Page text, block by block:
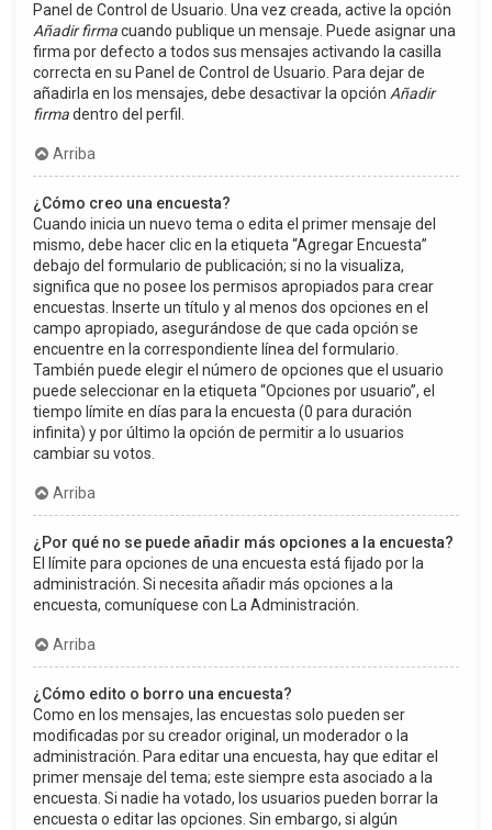
Panel de Control de Usuario. Una vez creada, active la opción
Añadir firmacuando publique un mensaje. Puede asignar una
firma por defecto a todos sus mensajes activando la casilla
correcta en su Panel de Control de Usuario. Para dejar de
añadirla en los mensajes, debe desactivar la opción Añadir
firmadentro del perfil.
Arriba
¿Cómo creo una encuesta?
Cuando inicia un nuevo tema o edita el primer mensaje del
mismo, debe hacer clic en la etiqueta “Agregar Encuesta”
debajo del formulario de publicación; si no la visualiza,
significa que no posee los permisos apropiados para crear
encuestas. Inserte un título y al menos dos opciones en el
campo apropiado, asegurándose de que cada opción se
encuentre en la correspondiente línea del formulario.
También puede elegir el número de opciones que el usuario
puede seleccionar en la etiqueta “Opciones por usuario”, el
tiempo límite en días para la encuesta (0 para duración
infinita) y por último la opción de permitir a lo usuarios
cambiar su votos.
Arriba
¿Por qué no se puede añadir más opciones a la encuesta?
El límite para opciones de una encuesta está fijado por la
administración. Si necesita añadir más opciones a la
encuesta, comuníquese con La Administración.
Arriba
¿Cómo edito o borro una encuesta?
Como en los mensajes, las encuestas solo pueden ser
modificadas por su creador original, un moderador o la
administración. Para editar una encuesta, hay que editar el
primer mensaje del tema; este siempre esta asociado a la
encuesta. Si nadie ha votado, los usuarios pueden borrar la
encuesta o editar las opciones. Sin embargo, si algún